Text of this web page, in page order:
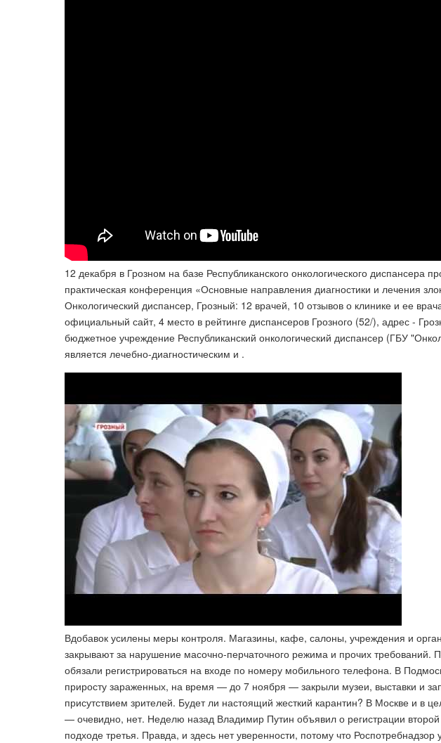
12 декабря в Грозном на базе Республиканского онкологического диспансера
практическая конференция «Основные направления диагностики и лечения
Онкологический диспансер, Грозный: 12 врачей, 10 отзывов о клинике и ее
официальный сайт, 4 место в рейтинге диспансеров Грозного (52/), адрес -
бюджетное учреждение Республиканский онкологический диспансер (ГБУ
является лечебно-диагностическим и .
Вдобавок усилены меры контроля. Магазины, кафе, салоны, учреждения и
закрывают за нарушение масочно-перчаточного режима и прочих требований.
обязали регистрироваться на входе по номеру мобильного телефона. В
приросту зараженных, на время — до 7 ноября — закрыли музеи, выставки и
присутствием зрителей. Будет ли настоящий жесткий карантин? В Москве и в
— очевидно, нет. Неделю назад Владимир Путин объявил о регистрации
подходе третья. Правда, и здесь нет уверенности, потому что Роспотребнадзор